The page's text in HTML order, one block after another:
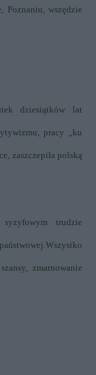
Poznaniu, wszędzie
dziesiątków lat
pracy „ku
zaszczepiła polską
trudzie
Wszystko
zmarnowanie